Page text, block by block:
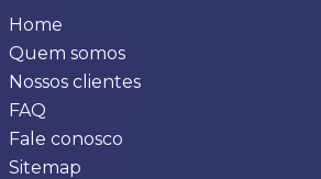
Home
Quem somos
Nossos clientes
FAQ
Fale conosco
Sitemap